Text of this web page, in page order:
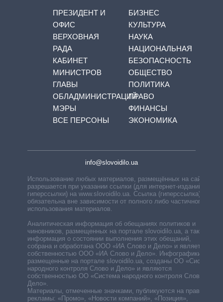
ПРЕЗИДЕНТ И
ОФИС
ВЕРХОВНАЯ
РАДА
КАБИНЕТ
МИНИСТРОВ
ГЛАВЫ
ОБЛАДМИНИСТРАЦИЙ
МЭРЫ
ВСЕ ПЕРСОНЫ
БИЗНЕС
КУЛЬТУРА
НАУКА
НАЦИОНАЛЬНАЯ
БЕЗОПАСНОСТЬ
ОБЩЕСТВО
ПОЛИТИКА
ПРАВО
ФИНАНСЫ
ЭКОНОМИКА
info@slovoidilo.ua
Использование любых материалов, размещённых на сайте,
разрешается при указании ссылки (для интернет-изданий —
гиперссылки) на www.slovoidilo.ua. Ссылка (гиперссылка)
обязательна вне зависимости от полного либо частичного
использования материалов.
Аналитическая информация об обещаниях политиков и
чиновников, размещенных на портале slovoidilo.ua, а также
информация о состоянии выполнения этих обещаний,
собрана и обработана ООО «ИА Слово и Дело» и является
собственностью ООО «ИА Слово и Дело». Инфографики,
размещенные на портале slovoidilo.ua, созданы ОО «Система
народного контроля Слово и Дело» и являются
собственностью ОО «Система народного контроля Слово и
Дело».
Материалы, отмеченные значками, публикуются на правах
рекламы: «Промо», «Новости компаний», «Позиция»,